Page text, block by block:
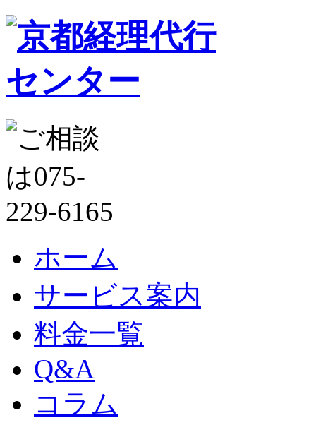
ホーム
サービス案内
料金一覧
Q&A
コラム